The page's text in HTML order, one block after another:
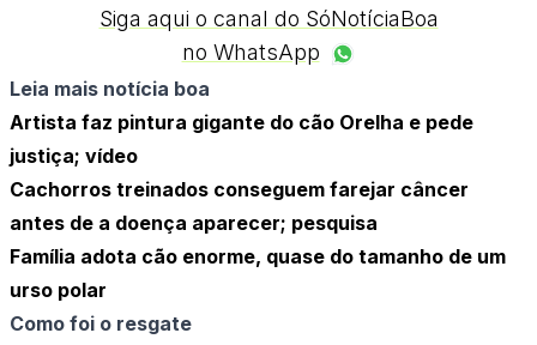
Siga aqui o canal do SóNotíciaBoa
no WhatsApp
Leia mais notícia boa
Artista faz pintura gigante do cão Orelha e pede
justiça; vídeo
Cachorros treinados conseguem farejar câncer
antes de a doença aparecer; pesquisa
Família adota cão enorme, quase do tamanho de um
urso polar
Como foi o resgate